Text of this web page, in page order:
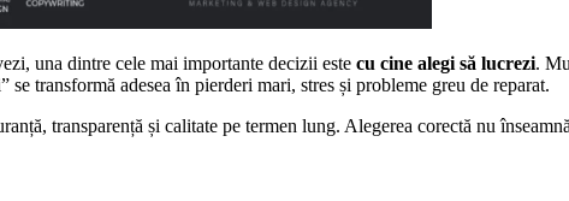
una dintre cele mai importante decizii este cu cine alegi să lucrezi.
se transformă adesea în pierderi mari, stres și probleme greu de reparat.
transparență și calitate pe termen lung. Alegerea corectă nu